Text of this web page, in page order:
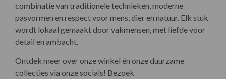
combinatie van traditionele technieken, moderne
pasvormen en respect voor mens, dier en natuur. Elk stuk
wordt lokaal gemaakt door vakmensen, met liefde voor
detail en ambacht.
Ontdek meer over onze winkel én onze duurzame
collecties via onze socials! Bezoek